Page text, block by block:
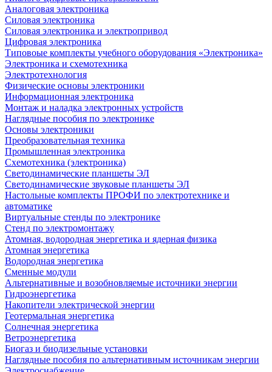
Аналоговая электроника
Cиловая электроника
Cиловая электроника и электропривод
Цифровая электроника
Типовоые комплекты учебного оборудования «Электроника»
Электроника и схемотехника
Электротехнология
Физические основы электроники
Информационная электроника
Монтаж и наладка электронных устройств
Наглядные пособия по электронике
Основы электроники
Преобразовательная техника
Промышленная электроника
Схемотехника (электроника)
Светодинамические планшеты ЭЛ
Светодинамические звуковые планшеты ЭЛ
Настольные комплекты ПРОФИ по электротехнике и
автоматике
Виртуальные стенды по электронике
Стенд по электромонтажу
Атомная, водородная энергетика и ядерная физика
Атомная энергетика
Водородная энергетика
Сменные модули
Альтернативные и возобновляемые источники энергии
Гидроэнергетика
Накопители электрической энергии
Геотермальная энергетика
Солнечная энергетика
Ветроэнергетика
Биогаз и биодизельные установки
Наглядные пособия по альтернативным источникам энергии